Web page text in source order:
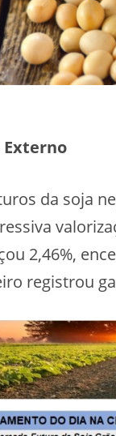
Externo
da soja
2,46%,
registrou